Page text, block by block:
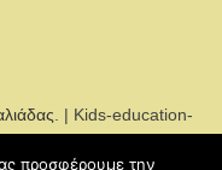
. | Kids-education-
προσφέρουμε την